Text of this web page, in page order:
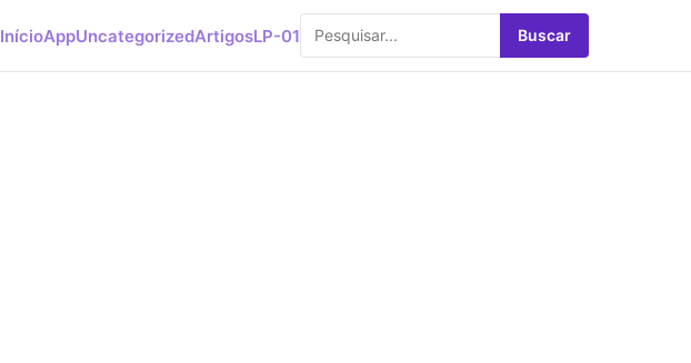
InícioAppUncategorizedArtigosLP-01 Buscar